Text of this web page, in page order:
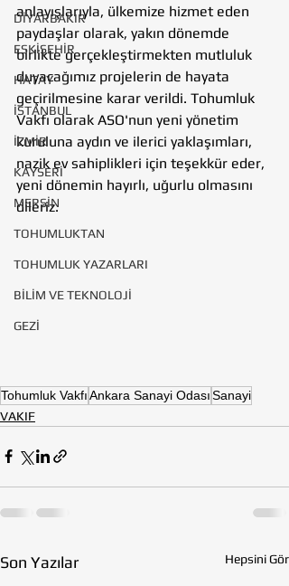
DİYARBAKIR
ESKİŞEHİR
HATAY
İSTANBUL
İZMİR
KAYSERİ
MERSİN
TOHUMLUKTAN
TOHUMLUK YAZARLARI
BİLİM VE TEKNOLOJİ
GEZİ
anlayışlarıyla, ülkemize hizmet eden
paydaşlar olarak, yakın dönemde
birlikte gerçekleştirmekten mutluluk
duyacağımız projelerin de hayata
geçirilmesine karar verildi. Tohumluk
Vakfı olarak ASO'nun yeni yönetim
kuruluna aydın ve ilerici yaklaşımları,
nazik ev sahiplikleri için teşekkür eder,
yeni dönemin hayırlı, uğurlu olmasını
dileriz.
Tohumluk VakfıAnkara Sanayi OdasıSanayi
VAKIF
Son Yazılar Hepsini Gör